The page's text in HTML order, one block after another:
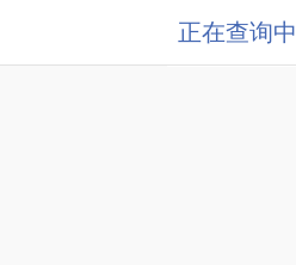
正在查询中